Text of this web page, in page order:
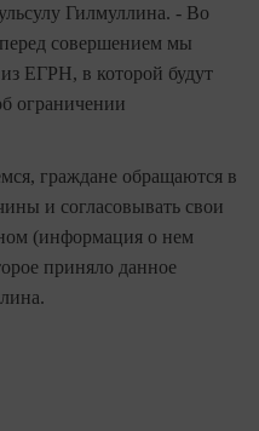
Гилмуллина. - Во
совершением мы
ЕГРН, в которой будут
ограничении
граждане обращаются в
и согласовывать свои
(информация о нем
приняло данное